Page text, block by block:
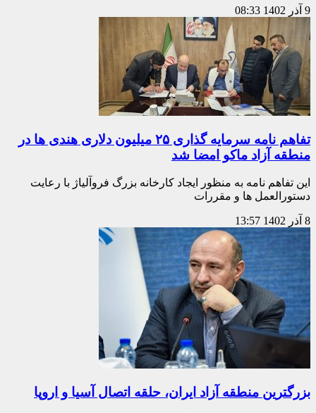
9 آذر 1402 08:33
تفاهم نامه سرمایه گذاری ۲۵ میلیون دلاری هندی ها در
منطقه آزاد ماکو امضا شد
این تفاهم نامه به منظور ایجاد کارخانه بزرگ فروآلیاژ با رعایت
دستورالعمل ها و مقررات
8 آذر 1402 13:57
بزرگترین منطقه آزاد ایران، حلقه اتصال آسيا و اروپا